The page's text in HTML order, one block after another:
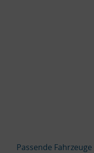
Passende Fahrzeuge